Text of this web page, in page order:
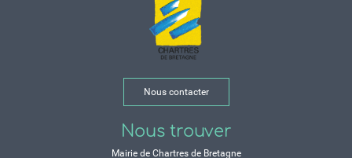
Nous contacter
Nous trouver
Mairie de Chartres de Bretagne